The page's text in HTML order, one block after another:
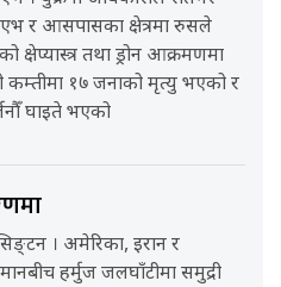
र आसपासका क्षेत्रमा रुसले
क्षेप्यास्त्र तथा ड्रोन आक्रमणमा
कम्तीमा १७ जनाको मृत्यु भएको र
घाइते भएको
। अमेरिका, इरान र
हर्मुज जलघाँटीमा समुद्री